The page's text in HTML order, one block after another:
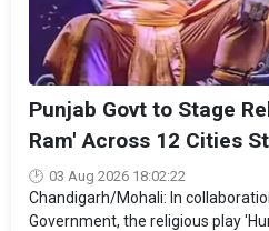
Punjab Govt to Stage
Ram' Across 12 Cities
03 Aug 2026 18:02:22
Chandigarh/Mohali: In
Government, the religious play